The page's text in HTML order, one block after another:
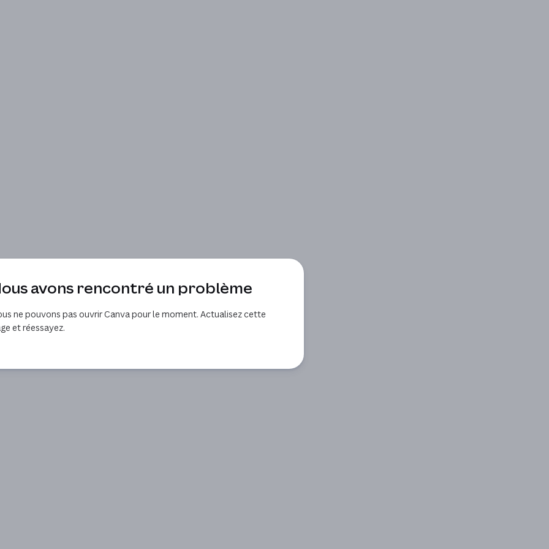
avons rencontré un problème
ne pouvons pas ouvrir Canva pour le moment. Actualisez cette
et réessayez.